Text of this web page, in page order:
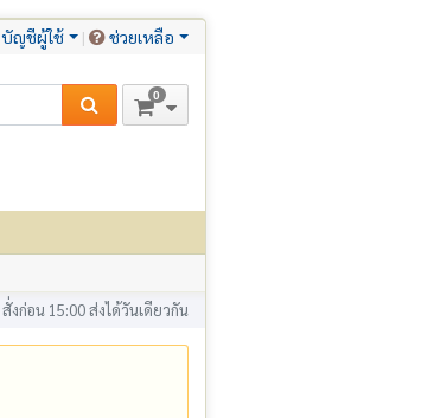
บัญชีผู้ใช้ ช่วยเหลือ
0
สั่งก่อน 15:00 ส่งได้วันเดียวกัน